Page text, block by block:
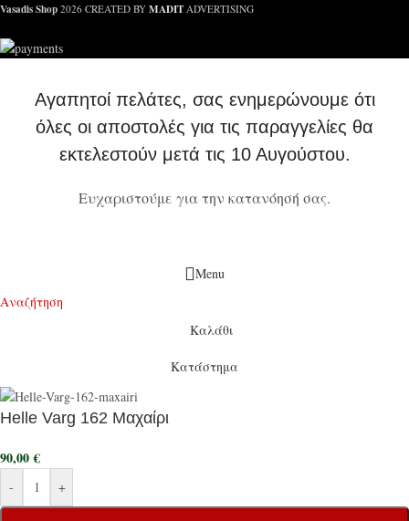
Vasadis Shop 2026 CREATED BY MADIT ADVERTISING
Αγαπητοί πελάτες, σας ενημερώνουμε ότι
όλες οι αποστολές για τις παραγγελίες θα
εκτελεστούν μετά τις 10 Αυγούστου.
Ευχαριστούμε για την κατανόησή σας.
Menu
Αναζήτηση
Καλάθι
Κατάστημα
Helle Varg 162 Μαχαίρι
90,00€
- +